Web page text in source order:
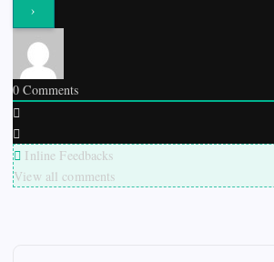
0 Comments
Inline Feedbacks
View all comments